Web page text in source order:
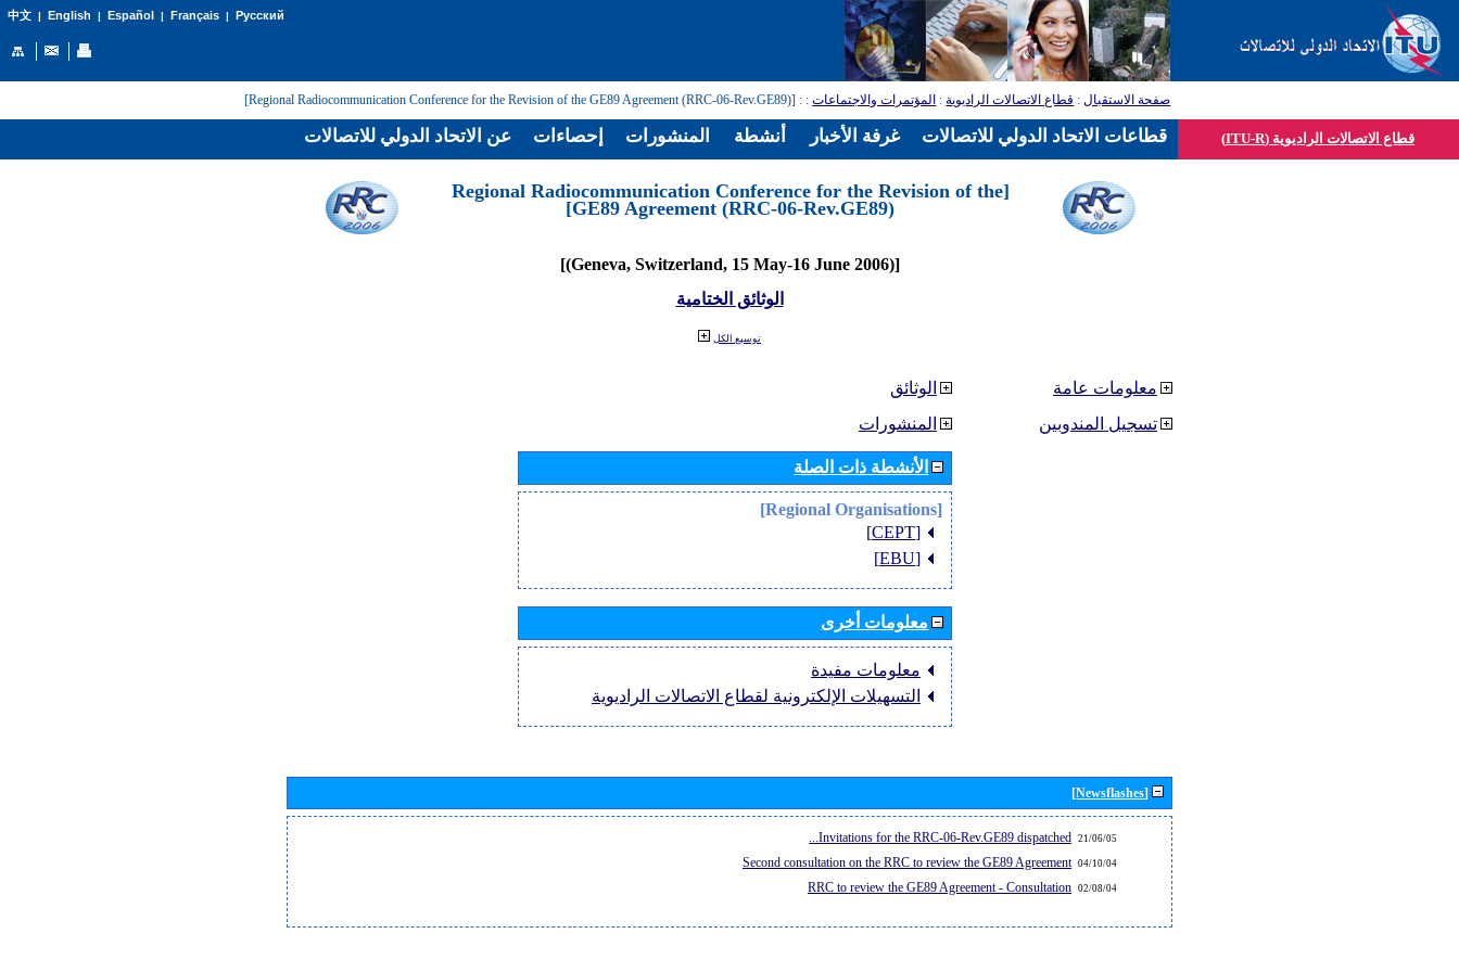
中文| English | Español | Français| Русский
صفحة الاستقبال: قطاع الاتصالات الراديوية: المؤتمرات والاجتماعات:
: [Regional Radiocommunication Conference for the Revision of the GE89 Agreement (RRC-06-Rev.GE89)]
قطاع الاتصالات الراديوية (ITU-R)
[Regional Radiocommunication Conference for the Revision of the
GE89 Agreement (RRC-06-Rev.GE89)]
[(Geneva, Switzerland, 15 May-16 June 2006)]
الوثائق الختامية
توسيع الكل
الوثائق
المنشورات
الأنشطة ذات الصلة
[Regional Organisations]
[CEPT]
[EBU]
معلومات أخرى
معلومات مفيدة
التسهيلات الإلكترونية لقطاع الاتصالات الراديوية
معلومات عامة
تسجيل المندوبين
[Newsflashes]
21/06/05
Invitations for the RRC-06-Rev.GE89 dispatched...
04/10/04
Second consultation on the RRC to review the GE89 Agreement
02/08/04
RRC to review the GE89 Agreement - Consultation
عن الاتحاد الدولي للاتصالات إحصاءات المنشورات أنشطة غرفة الأخبار قطاعات الاتحاد الدولي للاتصالات